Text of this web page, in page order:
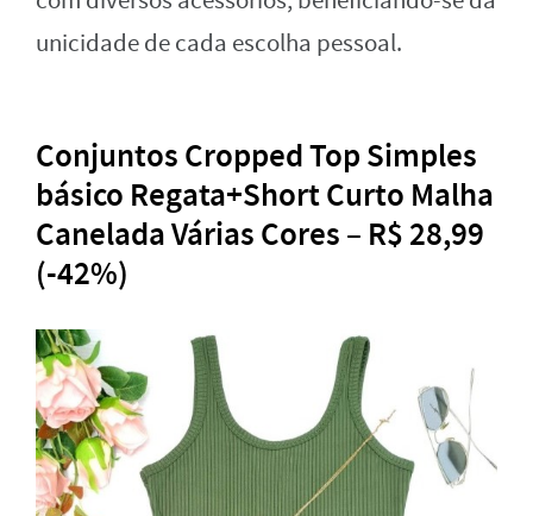
unicidade de cada escolha pessoal.
Conjuntos Cropped Top Simples
básico Regata+Short Curto Malha
Canelada Várias Cores – R$ 28,99
(-42%)